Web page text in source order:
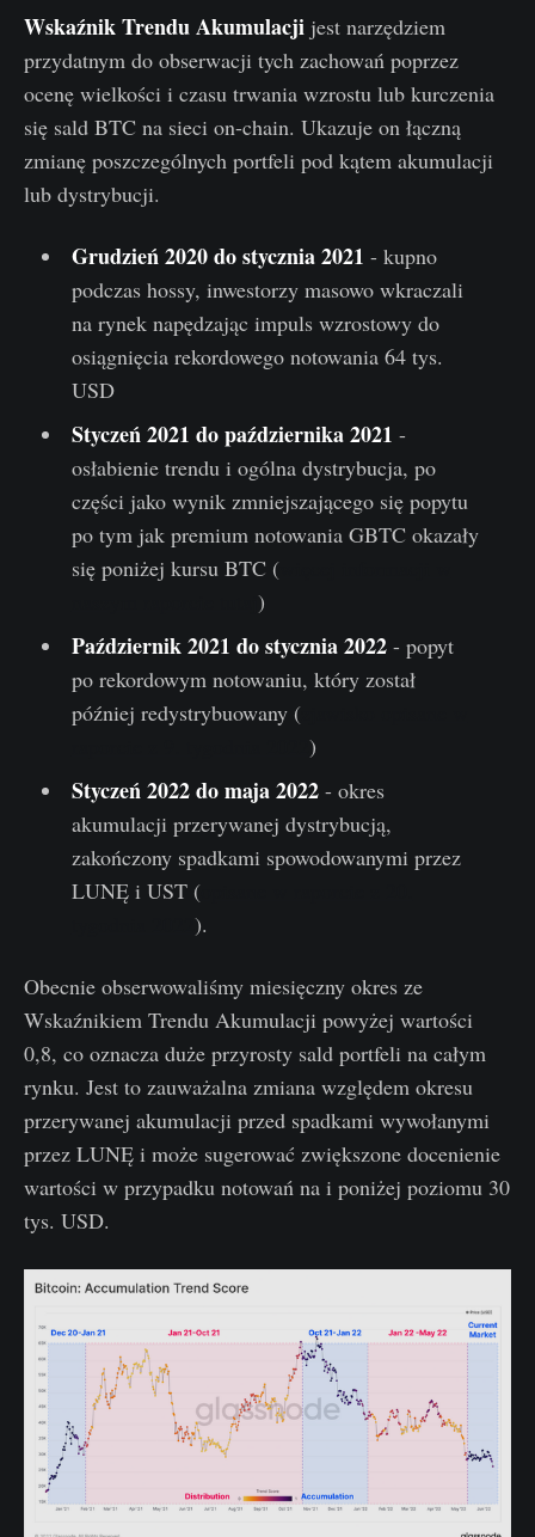
Wskaźnik Trendu Akumulacji jest narzędziem
przydatnym do obserwacji tych zachowań poprzez
ocenę wielkości i czasu trwania wzrostu lub kurczenia
się sald BTC na sieci on-chain. Ukazuje on łączną
zmianę poszczególnych portfeli pod kątem akumulacji
lub dystrybucji.
Grudzień 2020 do stycznia 2021 - kupno
podczas hossy, inwestorzy masowo wkraczali
na rynek napędzając impuls wzrostowy do
osiągnięcia rekordowego notowania 64 tys.
USD
Styczeń 2021 do października 2021 -
osłabienie trendu i ogólna dystrybucja, po
części jako wynik zmniejszającego się popytu
po tym jak premium notowania GBTC okazały
się poniżej kursu BTC (więcej informacji w
)
Październik 2021 do stycznia 2022- popyt
po rekordowym notowaniu, który został
później redystrybuowany (zjawisko opisane w
)
Styczeń 2022 do maja 2022- okres
akumulacji przerywanej dystrybucją,
zakończony spadkami spowodowanymi przez
LUNĘ i UST (opisane w raporcie z 20.
).
Obecnie obserwowaliśmy miesięczny okres ze
Wskaźnikiem Trendu Akumulacji powyżej wartości
0,8, co oznacza duże przyrosty sald portfeli na całym
rynku. Jest to zauważalna zmiana względem okresu
przerywanej akumulacji przed spadkami wywołanymi
przez LUNĘ i może sugerować zwiększone docenienie
wartości w przypadku notowań na i poniżej poziomu 30
tys. USD.